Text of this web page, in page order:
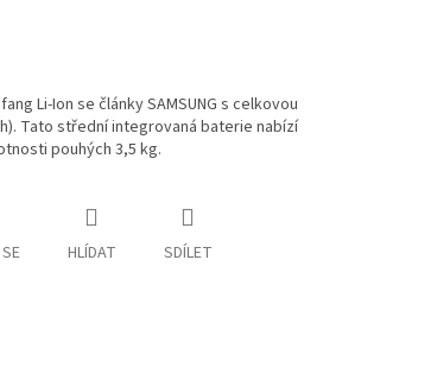
Li-Ion se články SAMSUNG s celkovou
Tato střední integrovaná baterie nabízí
pouhých 3,5 kg.
HLÍDAT SDÍLET